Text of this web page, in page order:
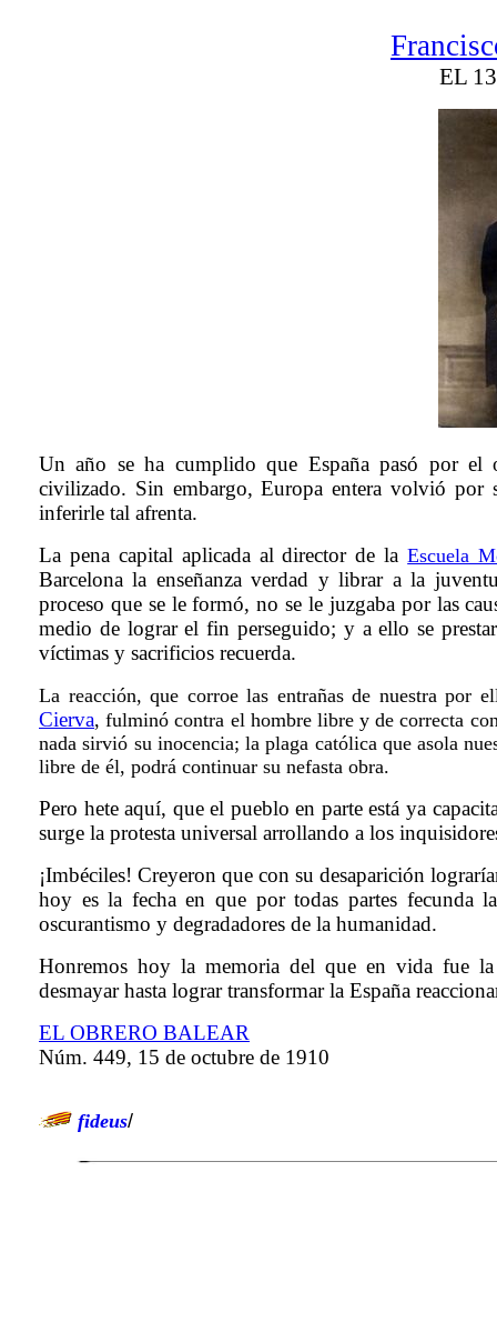
EL
Un año se ha cumplido que España pasó por el
civilizado. Sin embargo, Europa entera volvió por
inferirle tal afrenta.
La pena capital aplicada al director de laEscuela
Barcelona la enseñanza verdad y librar a la
proceso que se le formó, no se le juzgaba por las
medio de lograr el fin perseguido; y a ello se
víctimas y sacrificios recuerda.
La reacción, que corroe las entrañas de nuestra por
Cierva, fulminó contra el hombre libre y de correcta
nada sirvió su inocencia; la plaga católica que asola
libre de él, podrá continuar su nefasta obra.
Pero hete aquí, que el pueblo en parte está ya
surge la protesta universal arrollando a los
¡Imbéciles! Creyeron que con su desaparición
hoy es la fecha en que por todas partes fecunda
oscurantismo y degradadores de la humanidad.
Honremos hoy la memoria del que en vida fue la
desmayar hasta lograr transformar la España
EL OBRERO BALEAR
Núm. 449, 15 de octubre de 1910
fideus/